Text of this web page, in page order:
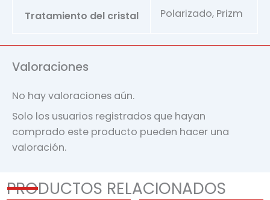
Tratamiento del cristal Polarizado, Prizm
Valoraciones
No hay valoraciones aún.
Solo los usuarios registrados que hayan
comprado este producto pueden hacer una
valoración.
PRODUCTOS RELACIONADOS